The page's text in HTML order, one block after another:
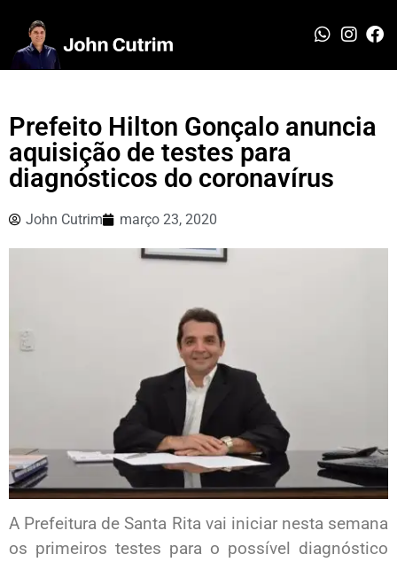
Prefeito Hilton Gonçalo anuncia
aquisição de testes para
diagnósticos do coronavírus
John Cutrim março 23, 2020
A Prefeitura de Santa Rita vai iniciar nesta semana
os primeiros testes para o possível diagnóstico